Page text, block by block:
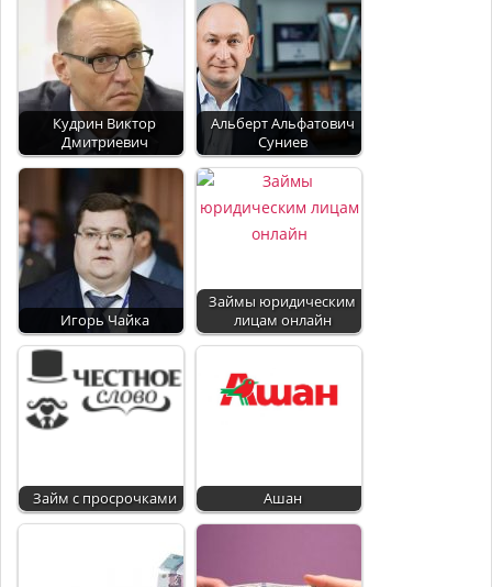
Кудрин Виктор
Дмитриевич
Альберт Альфатович
Суниев
Игорь Чайка
Займы юридическим
лицам онлайн
Займ с просрочками Ашан